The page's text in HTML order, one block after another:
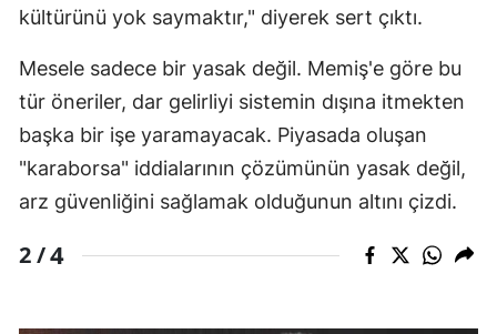
kültürünü yok saymaktır," diyerek sert çıktı.
Mesele sadece bir yasak değil. Memiş'e göre bu
tür öneriler, dar gelirliyi sistemin dışına itmekten
başka bir işe yaramayacak. Piyasada oluşan
"karaborsa" iddialarının çözümünün yasak değil,
arz güvenliğini sağlamak olduğunun altını çizdi.
2 /4